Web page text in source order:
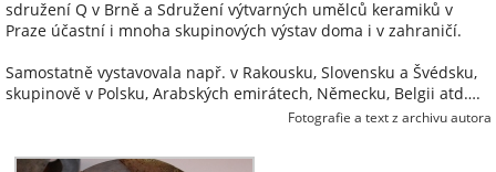
sdružení Q v Brně a Sdružení výtvarných umělců keramiků v
Praze účastní i mnoha skupinových výstav doma i v zahraničí.
Samostatně vystavovala např. v Rakousku, Slovensku a Švédsku,
skupinově v Polsku, Arabských emirátech, Německu, Belgii atd….
Fotografie a text z archivu autora